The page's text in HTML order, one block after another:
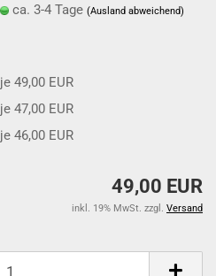
ca. 3-4 Tage(Ausland abweichend)
je 49,00 EUR
je 47,00 EUR
je 46,00 EUR
49,00 EUR
inkl. 19% MwSt. zzgl. Versand